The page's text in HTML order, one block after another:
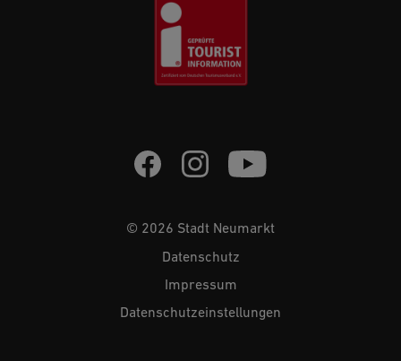
© 2026 Stadt Neumarkt
Datenschutz
Impressum
Datenschutzeinstellungen